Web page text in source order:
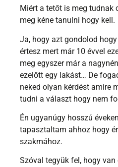
Miért a tetőt is meg tudnak
meg kéne tanulni hogy kell.
Ja, hogy azt gondolod
értesz mert már 10 évvel
meg egyszer már a
ezelőtt egy lakást… De
neked olyan kérdést amire
tudni a választ hogy nem
Én ugyanúgy hosszú
tapasztaltam ahhoz hogy
szakmához.
Szóval tegyük fel, hogy van